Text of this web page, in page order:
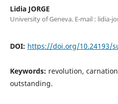
Lidia JORGE
University of Geneva. E-mail : lidia-
DOI: https://doi.org/10.24193/
Keywords: revolution,
outstanding.